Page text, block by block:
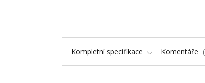
Kompletní specifikace Komentáře